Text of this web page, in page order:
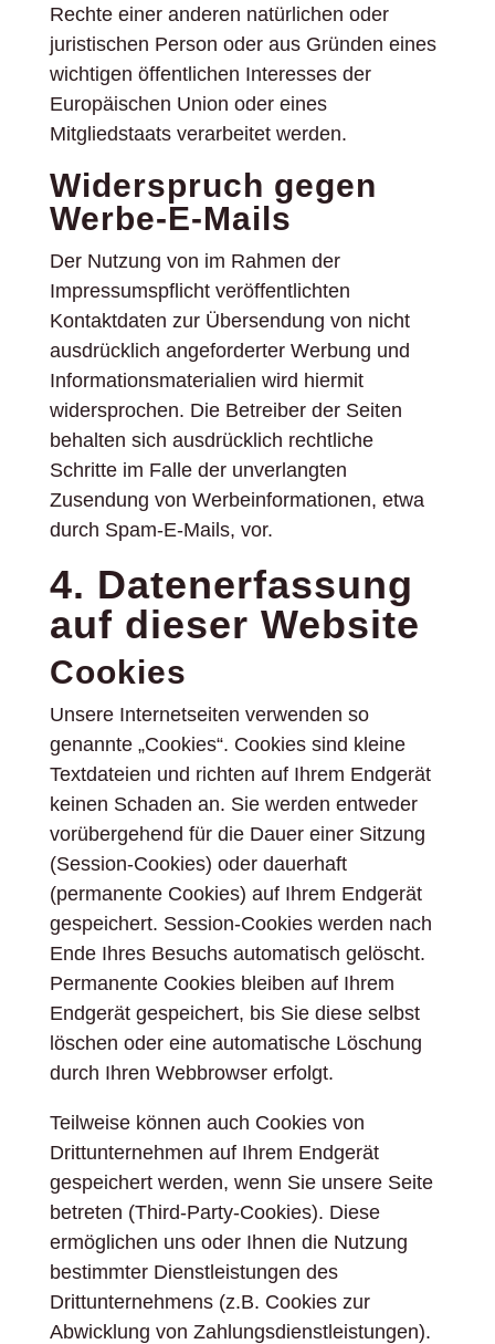
Rechte einer anderen natürlichen oder
juristischen Person oder aus Gründen eines
wichtigen öffentlichen Interesses der
Europäischen Union oder eines
Mitgliedstaats verarbeitet werden.
Widerspruch gegen
Werbe-E-Mails
Der Nutzung von im Rahmen der
Impressumspflicht veröffentlichten
Kontaktdaten zur Übersendung von nicht
ausdrücklich angeforderter Werbung und
Informationsmaterialien wird hiermit
widersprochen. Die Betreiber der Seiten
behalten sich ausdrücklich rechtliche
Schritte im Falle der unverlangten
Zusendung von Werbeinformationen, etwa
durch Spam-E-Mails, vor.
4. Datenerfassung
auf dieser Website
Cookies
Unsere Internetseiten verwenden so
genannte „Cookies“. Cookies sind kleine
Textdateien und richten auf Ihrem Endgerät
keinen Schaden an. Sie werden entweder
vorübergehend für die Dauer einer Sitzung
(Session-Cookies) oder dauerhaft
(permanente Cookies) auf Ihrem Endgerät
gespeichert. Session-Cookies werden nach
Ende Ihres Besuchs automatisch gelöscht.
Permanente Cookies bleiben auf Ihrem
Endgerät gespeichert, bis Sie diese selbst
löschen oder eine automatische Löschung
durch Ihren Webbrowser erfolgt.
Teilweise können auch Cookies von
Drittunternehmen auf Ihrem Endgerät
gespeichert werden, wenn Sie unsere Seite
betreten (Third-Party-Cookies). Diese
ermöglichen uns oder Ihnen die Nutzung
bestimmter Dienstleistungen des
Drittunternehmens (z.B. Cookies zur
Abwicklung von Zahlungsdienstleistungen).